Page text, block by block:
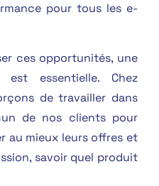
pour tous les e-
ces opportunités, une
est essentielle. Chez
de travailler dans
de nos clients pour
au mieux leurs offres et
savoir quel produit